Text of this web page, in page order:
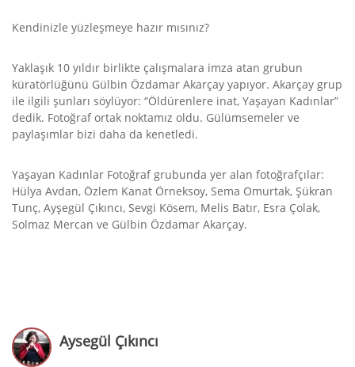
Kendinizle yüzleşmeye hazır mısınız?
Yaklaşık 10 yıldır birlikte çalışmalara imza atan grubun
küratörlüğünü Gülbin Özdamar Akarçay yapıyor. Akarçay grup
ile ilgili şunları söylüyor: “Öldürenlere inat, Yaşayan Kadınlar”
dedik. Fotoğraf ortak noktamız oldu. Gülümsemeler ve
paylaşımlar bizi daha da kenetledi.
Yaşayan Kadınlar Fotoğraf grubunda yer alan fotoğrafçılar:
Hülya Avdan, Özlem Kanat Örneksoy, Sema Omurtak, Şükran
Tunç, Ayşegül Çıkıncı, Sevgi Kösem, Melis Batır, Esra Çolak,
Solmaz Mercan ve Gülbin Özdamar Akarçay.
Aysegül Çıkıncı